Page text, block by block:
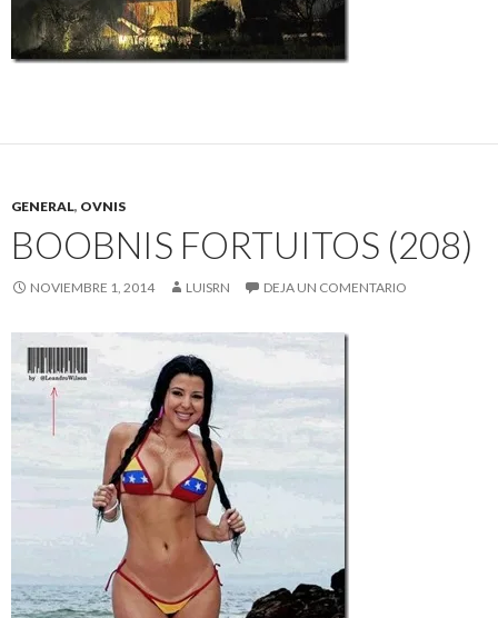
GENERAL, OVNIS
BOOBNIS FORTUITOS (208)
NOVIEMBRE 1, 2014 LUISRN DEJA UN COMENTARIO